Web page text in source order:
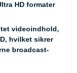
HD formater
videoindhold,
hvilket sikrer
broadcast-